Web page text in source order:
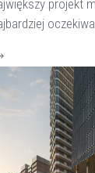
projekt
więcej